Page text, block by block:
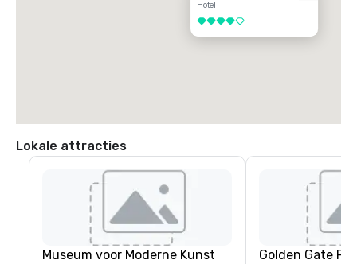
Hotel
4 van 5
Lokale attracties
Museum voor Moderne Kunst
Golden Gate